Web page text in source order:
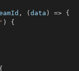
, (data ) => {
)
{
{